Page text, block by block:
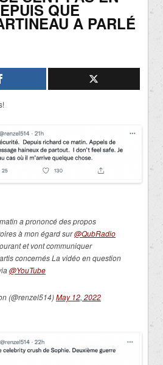
QUE
A PARLÉ
a prononcé des propos
à mon égard sur@QubRadio
et vont communiquer
concernés La vidéo en question
@YouTube
(@renzel514)May 12, 2022